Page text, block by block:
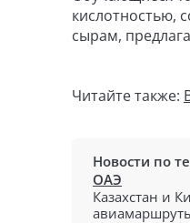
кислотностью,
сырам,
Читайте также:
Новости по
ОАЭ
Казахстан и